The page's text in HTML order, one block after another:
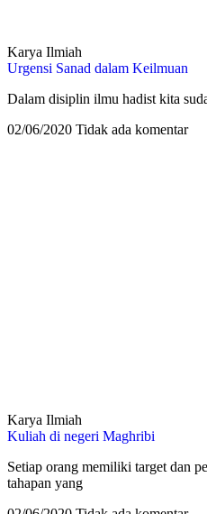
Karya Ilmiah
Urgensi Sanad dalam Keilmuan
Dalam disiplin ilmu hadist kita
02/06/2020 Tidak ada komentar
Karya Ilmiah
Kuliah di negeri Maghribi
Setiap orang memiliki target dan
tahapan yang